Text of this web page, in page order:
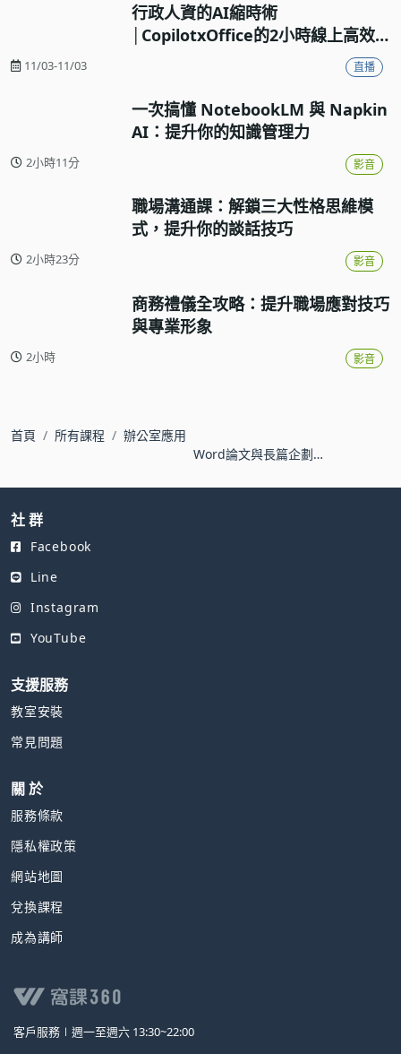
行政人資的AI縮時術
│CopilotxOffice的2小時線上高效
11/03-11/03 直播
一次搞懂 NotebookLM 與 Napkin
AI：提升你的知識管理力
2小時11分 影音
職場溝通課：解鎖三大性格思維模
式，提升你的談話技巧
2小時23分 影音
商務禮儀全攻略：提升職場應對技巧
與專業形象
2小時 影音
首頁 所有課程
辦公室應用
Word論文與長篇企劃書
社 群
Facebook
Line
Instagram
YouTube
支援服務
教室安裝
常見問題
關 於
服務條款
隱私權政策
網站地圖
兌換課程
成為講師
客戶服務∣ 週一至週六 13:30~22:00